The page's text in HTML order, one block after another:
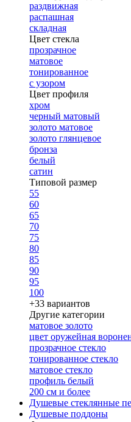
раздвижная
распашная
складная
Цвет стекла
прозрачное
матовое
тонированное
с узором
Цвет профиля
хром
черный матовый
золото матовое
золото глянцевое
бронза
белый
сатин
Типовой размер
55
60
65
70
75
80
85
90
95
100
+33 вариантов
Другие категории
матовое золото
цвет оружейная
прозрачное стекло
тонированное стекло
матовое стекло
профиль белый
200 см и более
Душевые стеклянные
Душевые поддоны